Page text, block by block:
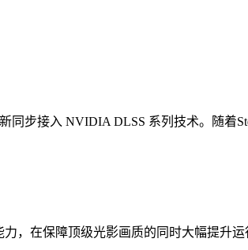
步接入 NVIDIA DLSS 系列技术。随着
，在保障顶级光影画质的同时大幅提升运